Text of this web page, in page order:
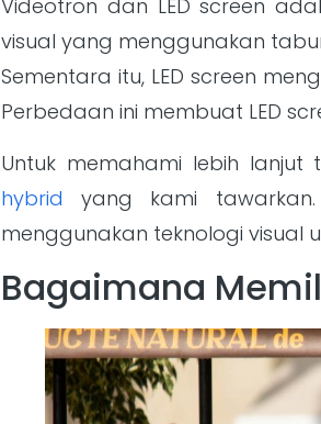
Videotron dan LED screen
visual yang menggunakan
Sementara itu, LED screen
Perbedaan ini membuat LED
Untuk memahami lebih
hybrid yang kami
menggunakan teknologi visual
Bagaimana